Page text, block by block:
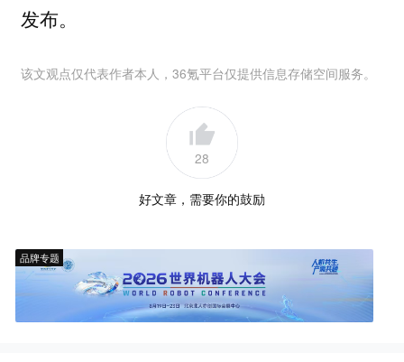
发布。
该文观点仅代表作者本人，36氪平台仅提供信息存储空间服务。
28
好文章，需要你的鼓励
品牌专题